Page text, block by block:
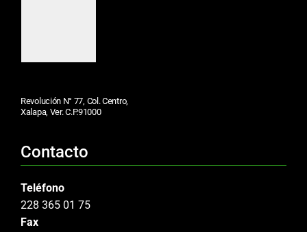
Revolución N° 77, Col. Centro,
Xalapa, Ver. C.P.91000
Contacto
Teléfono
228 365 01 75
Fax